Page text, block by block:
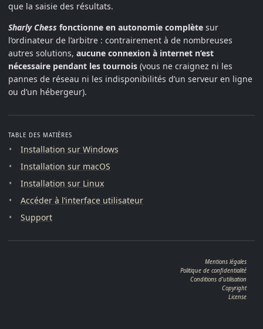
que la saisie des résultats.
Sharly Chess fonctionne en autonomie complète sur
l’ordinateur de l’arbitre : contrairement à de nombreuses
autres solutions, aucune connexion à internet n’est
nécessaire pendant les tournois (vous ne craignez ni les
pannes de réseau ni les indisponibilités d’un serveur en ligne
ou d’un hébergeur).
TABLE DES MATIÈRES
Installation sur Windows
Installation sur macOS
Installation sur Linux
Accéder à l’interface utilisateur
Support
Mentions légales
Politique de confidentialité
Conditions d'utilisation
Copyright
License